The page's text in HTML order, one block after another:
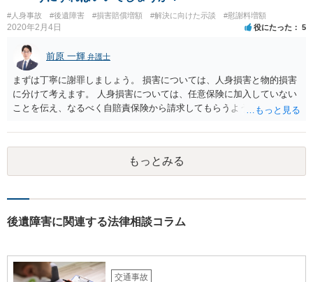
#人身事故 #後遺障害 #損害賠償増額 #解決に向けた示談 #慰謝料増額
2020年2月4日 役にたった 5
前原 一輝 弁護士
まずは丁寧に謝罪しましょう。 損害については、人身損害と物的損害
に分けて考えます。 人身損害については、任意保険に加入していない
ことを伝え、なるべく自賠責保険から請求してもらうようお願いして
願いしてください。 物的損害については、請求の根拠を精査する必要
があり、写真や見積書を送ってもらい、請求金額が正当化をちゃんと
チェックする必要があります。 相談者様の資力がどれだけあるのかは
分かりませんが、資力に応じた対応をして行くほかありません。 訴訟
ャラクターの問題もあるので、どうすればよいのかという正解はあり
合によっては交渉を任せた方がいいかもしれません。
もっとみる
後遺障害に関連する法律相談コラム
交通事故